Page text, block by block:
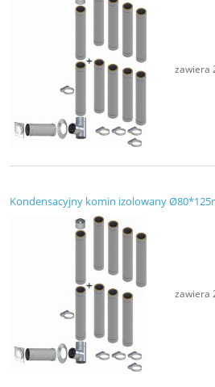
zawiera
Kondensacyjny komin izolowany
zawiera